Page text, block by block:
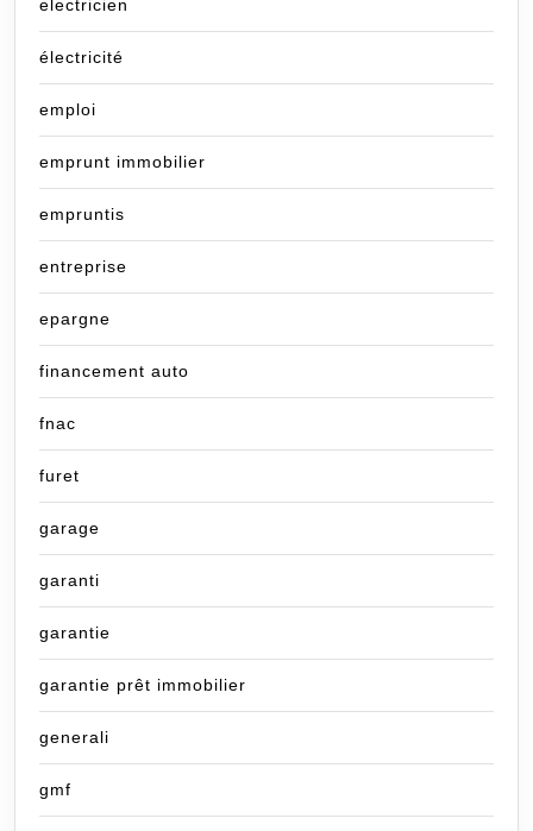
electricien
électricité
emploi
emprunt immobilier
empruntis
entreprise
epargne
financement auto
fnac
furet
garage
garanti
garantie
garantie prêt immobilier
generali
gmf